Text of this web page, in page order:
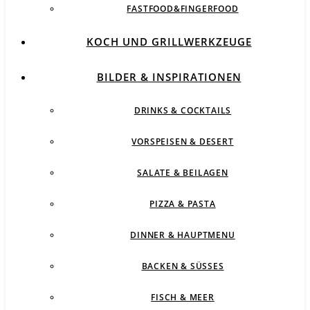
FASTFOOD&FINGERFOOD
KOCH UND GRILLWERKZEUGE
BILDER & INSPIRATIONEN
DRINKS & COCKTAILS
VORSPEISEN & DESERT
SALATE & BEILAGEN
PIZZA & PASTA
DINNER & HAUPTMENU
BACKEN & SÜSSES
FISCH & MEER